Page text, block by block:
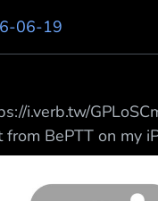
06-19
i.verb.tw/
BePTT on my